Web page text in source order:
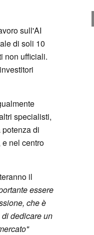
sull'AI
di soli 10
non ufficiali.
specialisti,
di
nel centro
il
essere
che è
dedicare un